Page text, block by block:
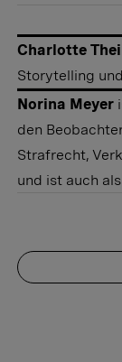
Charlotte
Storytelling
Norina Meyer
den
Strafrecht,
und ist auch